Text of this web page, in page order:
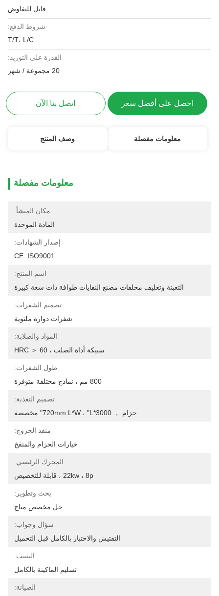
قابل للتفاوض
شروط الدفع:
T/T، L/C
القدرة على التوريد:
20 مجموعة / شهر
احصل على أفضل سعر اتصل بنا الآن
معلومات مفصلة وصف المنتج
معلومات مفصلة
مكان المنشأ:
المادة الموحدة
إصدار الشهادات:
CE  ISO9001
اسم المنتج:
التعبئة وتغليف مخلفات مصنع النفايات طوافة ذات سعة كبيرة
تصميم الشفرات:
شفرات دوارة ملتوية
المواد والصلابة:
سبيكة أداة الصلب ، HRC ＞ 60
طول الشفرات:
800 مم ، نماذج مختلفة متوفرة
تصميم التغذية:
حزام ， 3000*720mm L*w ، "L" مخصصة
منفذ الخروج:
خيارات الحزام والمنفخ
المحرك الرئيسي:
22kw ، 8p ، قابلة للتخصيص
بحث وتطوير:
حل مخصص متاح
سؤال وجواب:
التفتيش والاختبار بالكامل قبل التحميل
التثبيت:
تسليم الماكينة بالكامل
الصيانة: